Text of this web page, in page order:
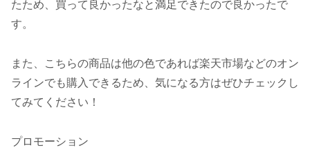
たため、買って良かったなと満足できたので良かったで
す。
また、こちらの商品は他の色であれば楽天市場などのオン
ラインでも購入できるため、気になる方はぜひチェックし
てみてください！
プロモーション